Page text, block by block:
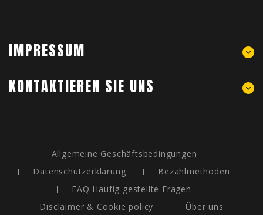
IMPRESSUM
KONTAKTIEREN SIE UNS
Allgemeine Geschäftsbedingungen
Datenschutzerklärung
Bezahlmethoden
FAQ Häufig gestellte Fragen
Disclaimer & Cookie policy
Über uns